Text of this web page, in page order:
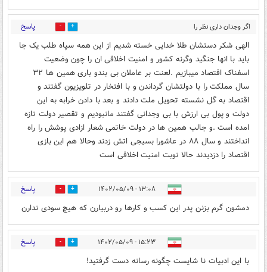
اگر وجدان داری نظر را
بگذار اگر
۱۲:۴۳ - ۱۴۰۲/۰۵/۰۹
0 پاسخ
الهی شکر دستشان طلا خدایی خسته شدیم از این همه سپاه طلب یک جا
باید با انها جنگید وگرنه کشور و امنیت اخلاقی ان را چون وضعیت
اسفناک اقتصاد میبازیم .لعنت بر عاملان بی بندو باری همین ها ۳۲
سال مملکت را با دولتشان گرداندن و با افتخار در تلویزیون گفتند و
اقتصاد به گل نشسته تحویل ملت دادند و بعد با دادن خرابه به این
دولت و پول بی ارزش با بی وجدانی گفتند مانبودیم و تقصیر دولت تازه
امده است .و جالب همین ها در دولت خاتمی شعار ازادی پوشش را راه
انداختند و سال ۸۸ در عاشورا بسیجی اتش زدند وحالا هم این بازی
اقتصاد را دزدیدند حالا نوبت امنیت اخلاقی است
۱۳:۰۸ - ۱۴۰۲/۰۵/۰۹ 0 پاسخ
دمشون گرم بزنن پدر این کسب و کارها رو دربیارن که هیچ سودی ندارن
۱۵:۲۳ - ۱۴۰۲/۰۵/۰۹ 0 پاسخ
با این ادبیات نا شایست چگونه رسانه دست گرفتید!